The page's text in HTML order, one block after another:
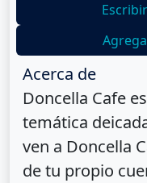
Acerca de
Doncella Cafe
temática
ven a Doncella
de tu propio